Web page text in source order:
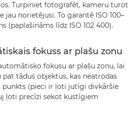
Turpiniet fotografēt, kameru turot
jau norietējusi. To garantē ISO 100–
(paplašināms līdz ISO 102 400).
fokuss ar plašu zonu
fokusu ar plašu zonu, lai
tādus objektus, kas neatrodas
punkts (pieci ir ļoti jutīgi divkāršie
ļoti precīzi sekot kustīgiem